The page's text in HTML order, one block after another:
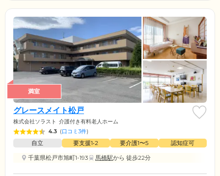
満室
グレースメイト松戸
株式会社ソラスト 介護付き有料老人ホーム
4.3 (口コミ3件)
自立 要支援1•2 要介護1〜5
認知症可
千葉県松戸市旭町1-193
馬橋駅から 徒歩22分